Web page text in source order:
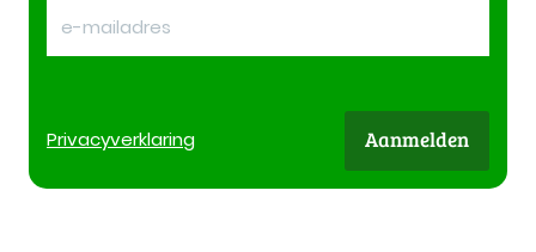
Privacyverklaring Aanmelden